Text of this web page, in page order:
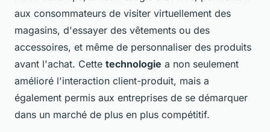
aux consommateurs de visiter virtuellement des
magasins, d'essayer des vêtements ou des
accessoires, et même de personnaliser des produits
avant l'achat. Cette technologie a non seulement
amélioré l'interaction client-produit, mais a
également permis aux entreprises de se démarquer
dans un marché de plus en plus compétitif.